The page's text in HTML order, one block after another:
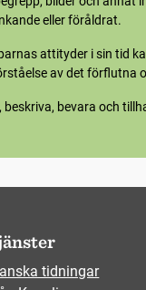
eller föråldrat.
attityder i sin tid
av det förflutna
bevara och
tidningar